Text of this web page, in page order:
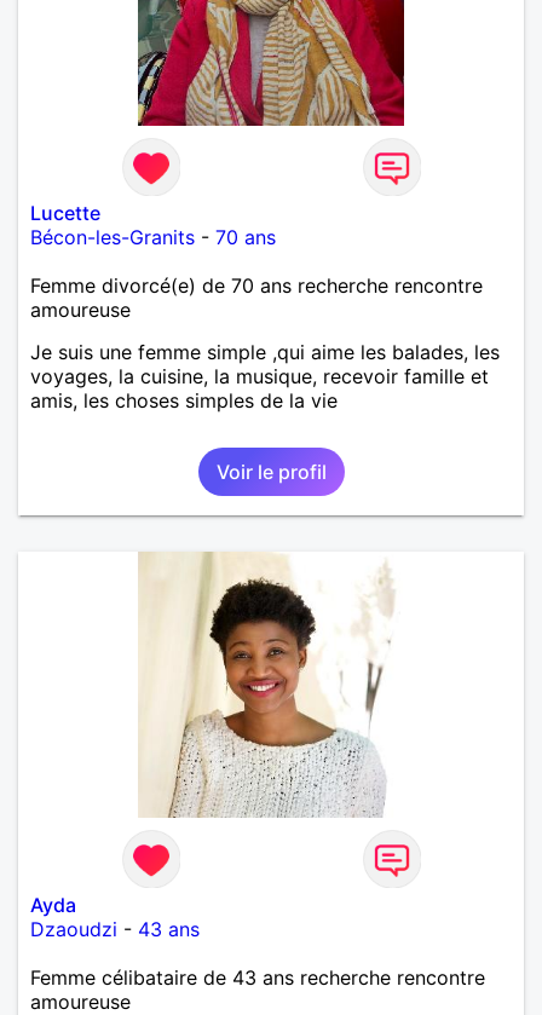
Lucette
Bécon-les-Granits - 70 ans
Femme divorcé(e) de 70 ans recherche rencontre
amoureuse
Je suis une femme simple ,qui aime les balades, les
voyages, la cuisine, la musique, recevoir famille et
amis, les choses simples de la vie
Voir le profil
Ayda
Dzaoudzi - 43 ans
Femme célibataire de 43 ans recherche rencontre
amoureuse